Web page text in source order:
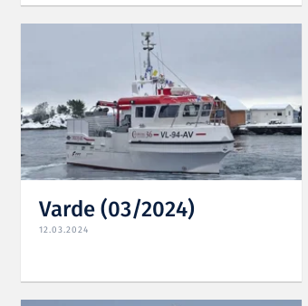
Varde (03/2024)
12.03.2024